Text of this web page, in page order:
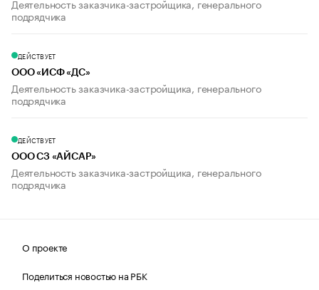
Деятельность заказчика-застройщика, генерального
подрядчика
ДЕЙСТВУЕТ
ООО «ИСФ «ДС»
Деятельность заказчика-застройщика, генерального
подрядчика
ДЕЙСТВУЕТ
ООО СЗ «АЙСАР»
Деятельность заказчика-застройщика, генерального
подрядчика
О проекте
Поделиться новостью на РБК